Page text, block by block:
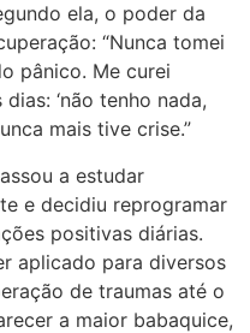
ela, o poder da
“Nunca tomei
pânico. Me curei
‘não tenho nada,
mais tive crise.”
a estudar
e decidiu reprogramar
positivas diárias.
aplicado para diversos
de traumas até o
a maior babaquice,